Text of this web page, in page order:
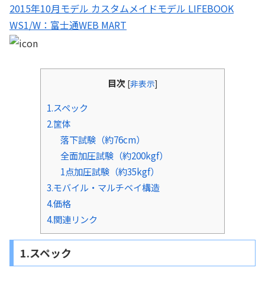
2015年10月モデル カスタムメイドモデル LIFEBOOK
WS1/W：富士通WEB MART
目次 [非表示]
1.スペック
2.筐体
落下試験（約76cm）
全面加圧試験（約200kgf）
1点加圧試験（約35kgf）
3.モバイル・マルチベイ構造
4.価格
4.関連リンク
1.スペック